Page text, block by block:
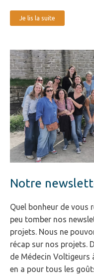
Je lis la suite
Notre
Quel bonheur de vous
peu tomber nos
projets. Nous ne
récap sur nos projets.
de Médecin Voltigeurs
en a pour tous les